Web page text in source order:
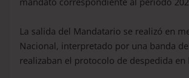
La salida del Mandatario se realizó en
Nacional, interpretado por una banda
realizaban el protocolo de despedida en